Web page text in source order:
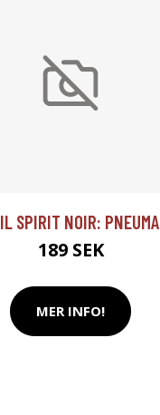
SPIRIT NOIR: PNEUMA
189 SEK
MER INFO!